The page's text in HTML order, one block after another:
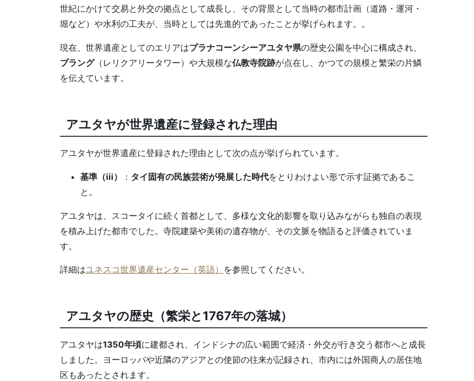
世紀にかけて交易と外交の拠点として成長し、その背景として当時の都市計画（道路・運河・
堀など）や水利の工夫が、当時としては先進的であったことが挙げられます。。
現在、世界遺産としてのエリアはプラナコーンシーアユタヤ県の歴史公園を中心に構成され、
プラング（レリクアリータワー）や大規模な仏教寺院跡が点在し、かつての規模と繁栄の片鱗
を伝えています。
アユタヤが世界遺産に登録された理由
アユタヤが世界遺産に登録された理由として次の点が挙げられています。
基準（iii） ： タイ固有の民族芸術が発展した時代をとりわけよい形で示す証拠であるこ
と。
アユタヤは、スコータイに続く首都として、多様な文化的影響を取り込みながらも独自の表現
を積み上げた都市でした。寺院建築や美術の遺存物が、その文脈を物語ると評価されていま
す。
詳細はユネスコ世界遺産センター（英語） を参照してください。
アユタヤの歴史（繁栄と1767年の落城）
アユタヤは1350年頃に建都され、インドシナの広い範囲で経済・外交が行き交う都市へと成長
しました。ヨーロッパや近隣のアジアとの使節の往来が記録され、市内には外国商人の居住地
区もあったとされます。